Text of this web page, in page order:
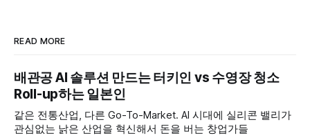
READ MORE
배관공 AI 솔루션 만드는 터키인 vs 수영장 청소
Roll-up하는 일본인
같은 전통산업, 다른 Go-To-Market. AI 시대에 실리콘 밸리가
관심없는 낡은 산업을 혁신해서 돈을 버는 창업가들